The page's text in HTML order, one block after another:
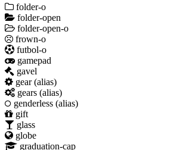
folder-o
folder-open
folder-open-o
frown-o
futbol-o
gamepad
gavel
gear(alias)
gears (alias)
genderless (alias)
gift
glass
globe
graduation-cap